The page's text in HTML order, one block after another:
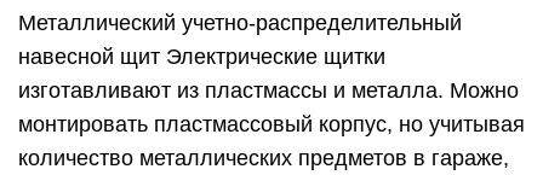
Металлический учетно-распределительный
навесной щит Электрические щитки
изготавливают из пластмассы и металла. Можно
монтировать пластмассовый корпус, но учитывая
количество металлических предметов в гараже,